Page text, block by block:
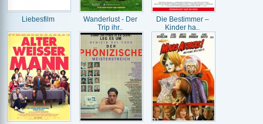
Liebesfilm
Wanderlust - Der
Trip ihr..
Die Bestimmer –
Kinder ha..